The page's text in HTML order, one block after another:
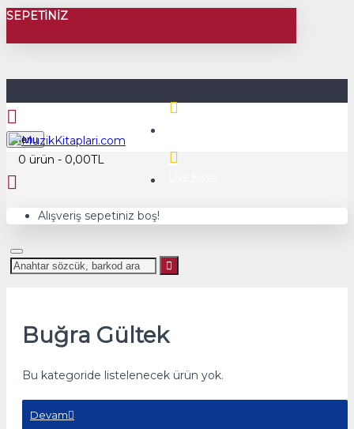
SEPETINIZ
Menu
0 ürün - 0,00TL
Alışveriş sepetiniz boş!
Buğra Gültek
Bu kategoride listelenecek ürün yok.
Devam